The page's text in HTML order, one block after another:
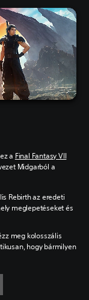
a Final Fantasy VII
Midgarból a
Rebirth az eredeti
meglepetéseket és
meg kolosszális
hogy bármilyen